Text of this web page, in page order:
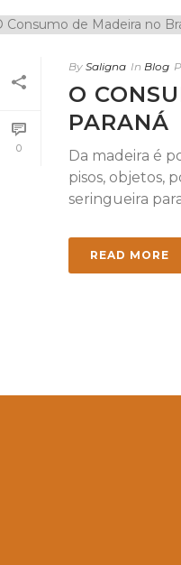
0
By Saligna In Blog
O
PARANÁ
Da madeira é
pisos, objetos,
seringueira para
READ MORE